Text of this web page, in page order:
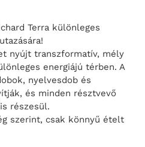
Terra különleges
nyújt transzformatív, mély
energiájú térben. A
nyelvesdob és
és minden résztvevő
részesül.
szerint, csak könnyű ételt